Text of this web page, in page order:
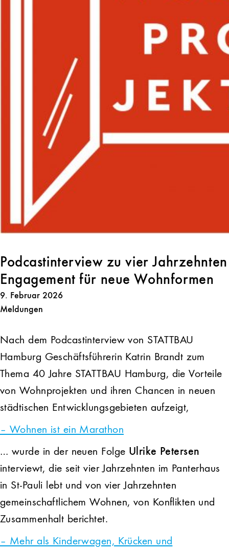
Podcastinterview zu vier Jahrzehnten
Engagement für neue Wohnformen
9. Februar 2026
Meldungen
Nach dem Podcastinterview von STATTBAU
Hamburg Geschäftsführerin Katrin Brandt zum
Thema 40 Jahre STATTBAU Hamburg, die Vorteile
von Wohnprojekten und ihren Chancen in neuen
städtischen Entwicklungsgebieten aufzeigt,
– Wohnen ist ein Marathon
… wurde in der neuen Folge Ulrike Petersen
interviewt, die seit vier Jahrzehnten im Panterhaus
in St-Pauli lebt und von vier Jahrzehnten
gemeinschaftlichem Wohnen, von Konflikten und
Zusammenhalt berichtet.
– Mehr als Kinderwagen, Krücken und